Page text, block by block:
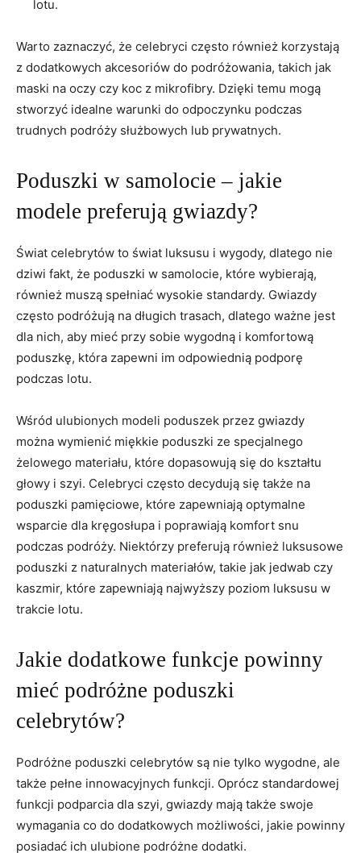
lotu.
Warto zaznaczyć, że celebryci ‌często również korzystają
z dodatkowych akcesoriów do podróżowania, takich jak⁤
maski ‍na oczy czy koc⁤ z​ mikrofibry. Dzięki temu mogą
stworzyć ‌idealne warunki do ⁣odpoczynku ⁤podczas
⁣trudnych podróży służbowych lub ⁣prywatnych.
Poduszki w samolocie –‍ jakie
modele preferują gwiazdy?
Świat celebrytów to świat luksusu i wygody, dlatego ‍nie
‌dziwi fakt, że poduszki w ⁣samolocie, które wybierają,
również muszą spełniać wysokie ⁣standardy. Gwiazdy
często podróżują na długich trasach, dlatego ważne jest
dla⁤ nich, aby mieć przy‌ sobie wygodną‌ i komfortową‍
poduszkę, która zapewni im odpowiednią​ podporę
podczas lotu.
Wśród ulubionych modeli poduszek⁢ przez gwiazdy
można wymienić ​miękkie⁢ poduszki‍ ze specjalnego
żelowego‍ materiału, które dopasowują się do kształtu⁢
głowy i szyi. ⁣Celebryci często ​decydują ⁣się także na
poduszki pamięciowe, które zapewniają optymalne
wsparcie dla kręgosłupa i poprawiają komfort ‌snu⁤
podczas podróży. Niektórzy preferują również luksusowe
poduszki z ‌naturalnych materiałów, takie jak jedwab czy
kaszmir, które⁢ zapewniają najwyższy poziom ​luksusu w
trakcie lotu.
Jakie dodatkowe funkcje‍ powinny
mieć​ podróżne poduszki
celebrytów?
Podróżne poduszki celebrytów są nie⁣ tylko wygodne, ale
⁤także pełne⁢ innowacyjnych ​funkcji. Oprócz standardowej
funkcji ⁣podparcia ⁢dla szyi, gwiazdy mają ⁢także swoje
wymagania co do dodatkowych możliwości, ⁣jakie‌ powinny
​posiadać ich ulubione ⁤podróżne dodatki.